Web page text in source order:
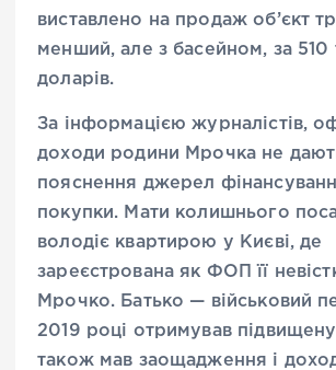
виставлено на продаж об’єкт
менший, але з басейном, за 510
доларів.
За інформацією журналістів,
доходи родини Мрочка не
пояснення джерел
покупки. Мати колишнього
володіє квартирою у Києві, де
зареєстрована як ФОП її
Мрочко. Батько — військовий
2019 році отримував
також мав заощадження і